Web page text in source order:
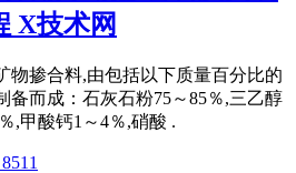
X技术网
物掺合料,由包括以下质量百分比的
备而成：石灰石粉75～85％,三乙醇
,甲酸钙1～4％,硝酸 .